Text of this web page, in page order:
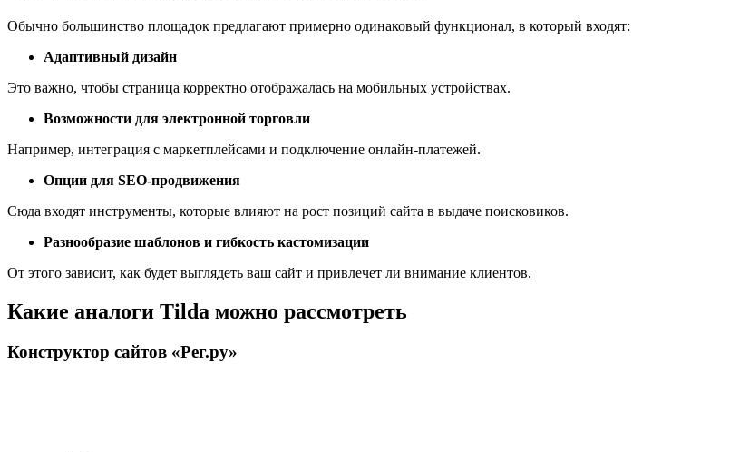
Обычно большинство площадок предлагают примерно одинаковый функционал, в который входят:
Адаптивный дизайн
Это важно, чтобы страница корректно отображалась на мобильных устройствах.
Возможности для электронной торговли
Например, интеграция с маркетплейсами и подключение онлайн-платежей.
Опции для SEO-продвижения
Сюда входят инструменты, которые влияют на рост позиций сайта в выдаче поисковиков.
Разнообразие шаблонов и гибкость кастомизации
От этого зависит, как будет выглядеть ваш сайт и привлечет ли внимание клиентов.
Какие аналоги Tilda можно рассмотреть
Конструктор сайтов «Рег.ру»